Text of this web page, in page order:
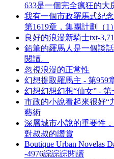
633是一個完全瘋狂的大
我有一個市政羅馬式紀
第1619章，集團計劃（1
良好的浪漫新騎士txt-
鉛筆的羅馬人是一個談
閱讀。
忽視浪漫的正常性
幻想提取羅馬主 - 第959
幻想幻想幻想“仙女” -
市政的小說看起來很好“
藝術
深層城市小說的重要性
對叔叔的讚賞
Boutique Urban Novelas
-4976誴誴誴閱讀